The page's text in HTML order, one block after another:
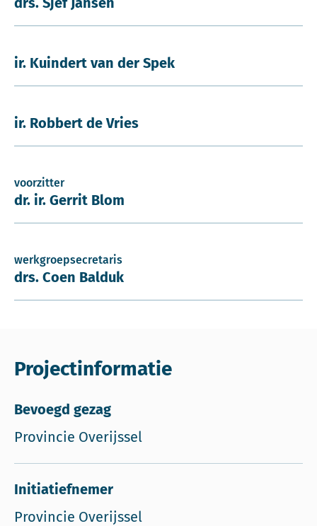
ir. Kuindert van der Spek
ir. Robbert de Vries
voorzitter
dr. ir. Gerrit Blom
werkgroepsecretaris
drs. Coen Balduk
Projectinformatie
Bevoegd gezag
Provincie Overijssel
Initiatiefnemer
Provincie Overijssel